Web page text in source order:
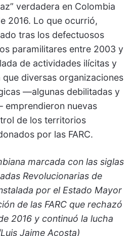
verdadera en Colombia
2016. Lo que ocurrió,
tras los defectuosos
paramilitares entre 2003 y
de actividades ilícitas y
diversas organizaciones
—algunas debilitadas y
nuevas
de los territorios
por las FARC.
marcada con las siglas
Revolucionarias de
por el Estado Mayor
de las FARC que rechazó
2016 y continuó la lucha
Jaime Acosta)